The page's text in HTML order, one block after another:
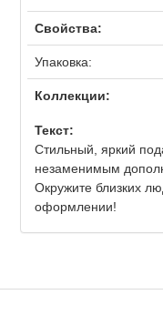
Свойства:
Упаковка:
Коллекции:
Текст:
Стильный, яркий
незаменимым
Окружите близких
оформлении!